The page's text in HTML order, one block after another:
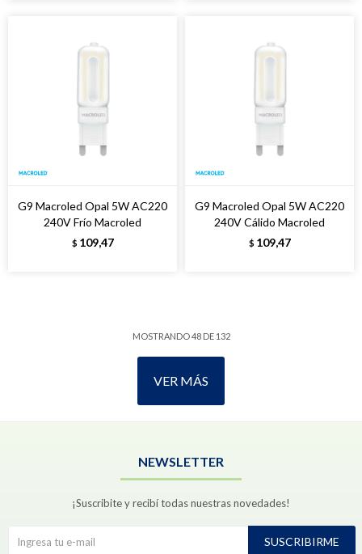
G9 Macroled Opal 5W AC220
240V Frío Macroled
$ 109,47
G9 Macroled Opal 5W AC220
240V Cálido Macroled
$ 109,47
MOSTRANDO48DE 132
VER MÁS
NEWSLETTER
¡Suscribite y recibí todas nuestras novedades!
SUSCRIBIRME